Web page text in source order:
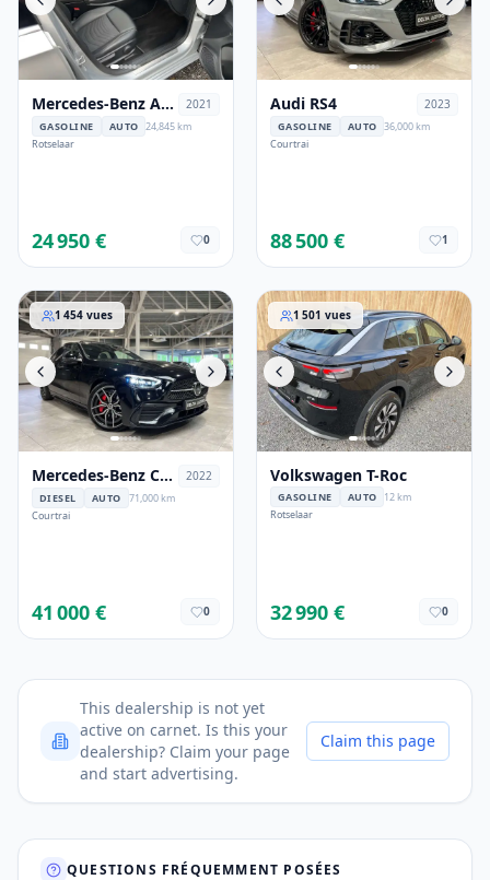
Mercedes-Benz A
250
2021
GASOLINE AUTO 24,845 km
Rotselaar
24 950 € 0
Audi RS4 2023
GASOLINE AUTO 36,000 km
Courtrai
88 500 € 1
Mercedes-Benz C 220
1 454 vues
Mercedes-Benz C
220
2022
DIESEL AUTO
71,000 km
Courtrai
41 000 € 0
Volkswagen T-Roc
1 501 vues
Volkswagen T-Roc
GASOLINE AUTO
12 km
Rotselaar
32 990 € 0
This dealership is not yet
active on carnet. Is this your
dealership? Claim your page
and start advertising.
Claim this page
QUESTIONS FRÉQUEMMENT POSÉES